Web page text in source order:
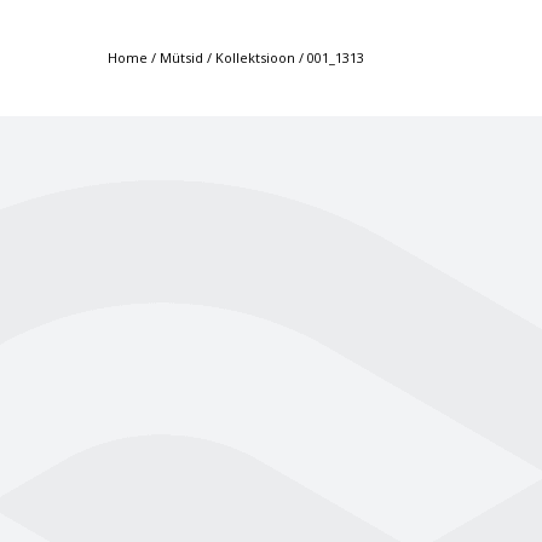
Home / Mütsid / Kollektsioon / 001_1313